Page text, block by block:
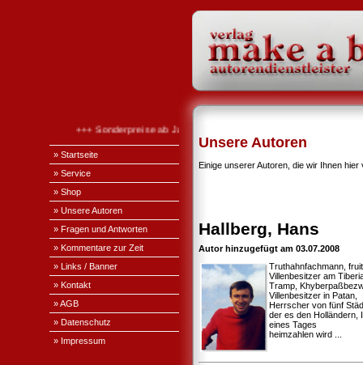
+++ Sonderpreise ab Januar 2026 +++
» Startseite
» Service
» Shop
» Unsere Autoren
» Fragen und Antworten
» Kommentare zur Zeit
» Links / Banner
» Kontakt
» AGB
» Datenschutz
» Impressum
Unsere Autoren
Einige unserer Autoren, die wir Ihnen
Hallberg, Hans
Autor hinzugefügt am 03.07.2008
Truthahnfachmann,
Villenbesitzer am
Tramp,
Villenbesitzer in Patan,
Herrscher von fünf
der es den Holländern,
eines Tages
heimzahlen wird ...